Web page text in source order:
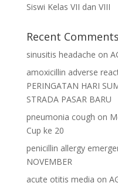
Siswi Kelas VII dan VIII
Recent Comments
sinusitis headache on
amoxicillin adverse
PERINGATAN HARI
STRADA PASAR BARU
pneumonia cough on
Cup ke 20
penicillin allergy
NOVEMBER
acute otitis media on